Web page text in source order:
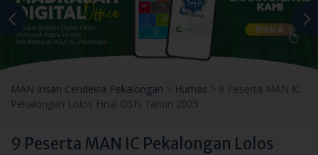
MAN Insan Cendekia Pekalongan > Humas > 9 Peserta MAN IC
Pekalongan Lolos Final OSN Tahun 2025
9 Peserta MAN IC Pekalongan Lolos